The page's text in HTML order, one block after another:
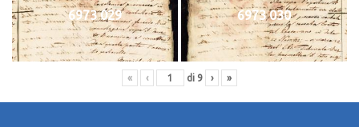
6973 029 6973 030
« ‹ di 9 › »